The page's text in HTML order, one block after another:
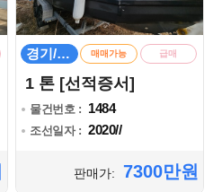
경기/인천 매매가능 급매
1 톤 [선적증서]
물건번호 : 1484
조선일자 : 2020//
판매가: 7300만원